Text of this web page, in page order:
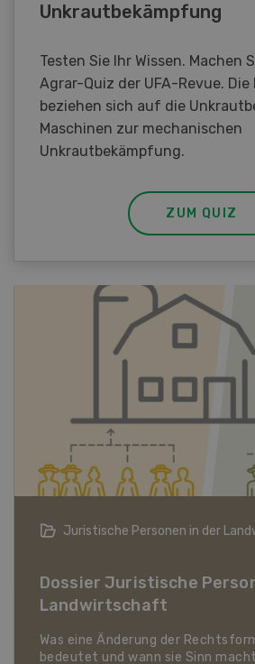
Unkrautbekämpfung
Testen Sie Ihr Wissen. Machen
Agrar-Quiz der UFA-Revue. Die
beziehen sich auf die
Maschinen zur mechanischen
Unkrautbekämpfung.
ZUM QUIZ
Bio-Artikel
Dossier Bio-Artikel